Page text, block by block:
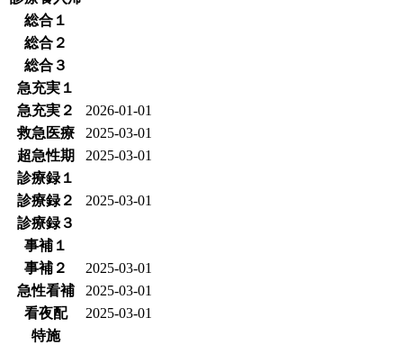
総合１
総合２
総合３
急充実１
急充実２
2026-01-01
救急医療
2025-03-01
超急性期
2025-03-01
診療録１
診療録２
2025-03-01
診療録３
事補１
事補２
2025-03-01
急性看補
2025-03-01
看夜配
2025-03-01
特施